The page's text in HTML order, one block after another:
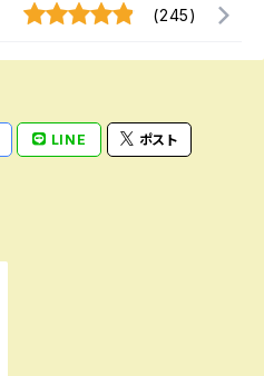
(245)
LINE ポスト